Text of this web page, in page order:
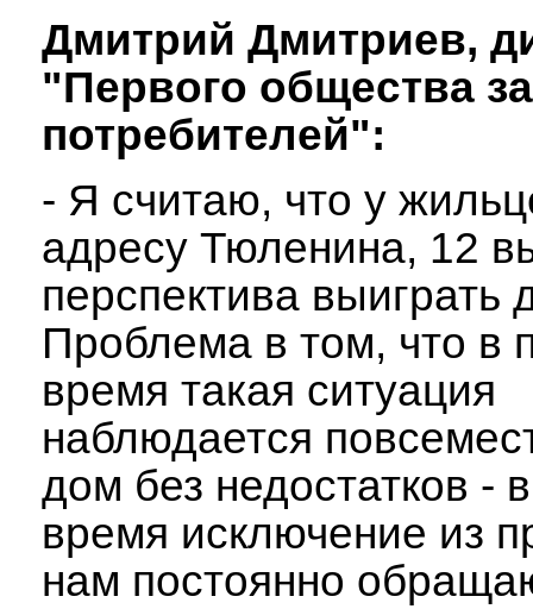
Дмитрий Дмитриев,
"Первого общества
потребителей":
- Я считаю, что у
адресу Тюленина, 12
перспектива выиграть
Проблема в том, что в
время такая ситуация
наблюдается
дом без недостатков -
время исключение из
нам постоянно